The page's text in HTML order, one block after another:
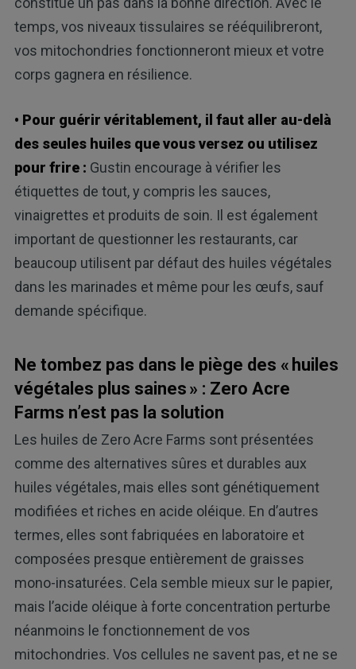
temps, vos niveaux tissulaires se rééquilibreront,
vos mitochondries fonctionneront mieux et votre
corps gagnera en résilience.
• Pour guérir véritablement, il faut aller au-delà
des seules huiles que vous versez ou utilisez
pour frire : Gustin encourage à vérifier les
étiquettes de tout, y compris les sauces,
vinaigrettes et produits de soin. Il est également
important de questionner les restaurants, car
beaucoup utilisent par défaut des huiles végétales
dans les marinades et même pour les œufs, sauf
demande spécifique.
Ne tombez pas dans le piège des « huiles
végétales plus saines » : Zero Acre
Farms n’est pas la solution
Les huiles de Zero Acre Farms sont présentées
comme des alternatives sûres et durables aux
huiles végétales, mais elles sont génétiquement
modifiées et riches en acide oléique. En d’autres
termes, elles sont fabriquées en laboratoire et
composées presque entièrement de graisses
mono-insaturées. Cela semble mieux sur le papier,
mais l’acide oléique à forte concentration perturbe
néanmoins le fonctionnement de vos
mitochondries. Vos cellules ne savent pas, et ne se